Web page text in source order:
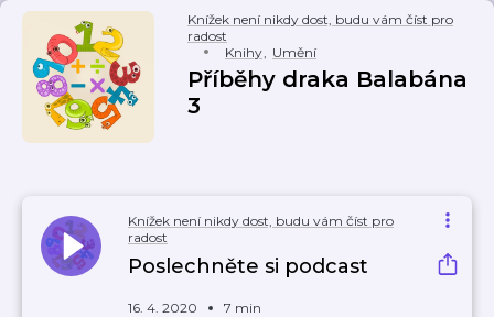
Knížek není nikdy dost, budu vám číst pro
radost
Knihy, Umění
Příběhy draka Balabána
3
Knížek není nikdy dost, budu vám číst pro
radost
Poslechněte si podcast
16. 4. 2020 7 min